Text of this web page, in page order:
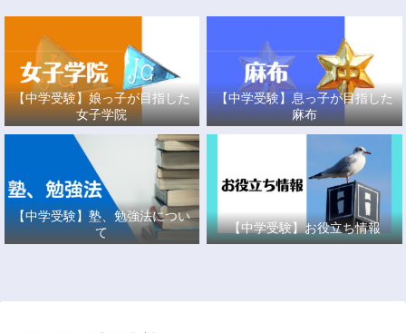
【中学受験】娘っ子が目指した
女子学院
【中学受験】息っ子が目指した
麻布
【中学受験】塾、勉強法につい
て
【中学受験】お役立ち情報